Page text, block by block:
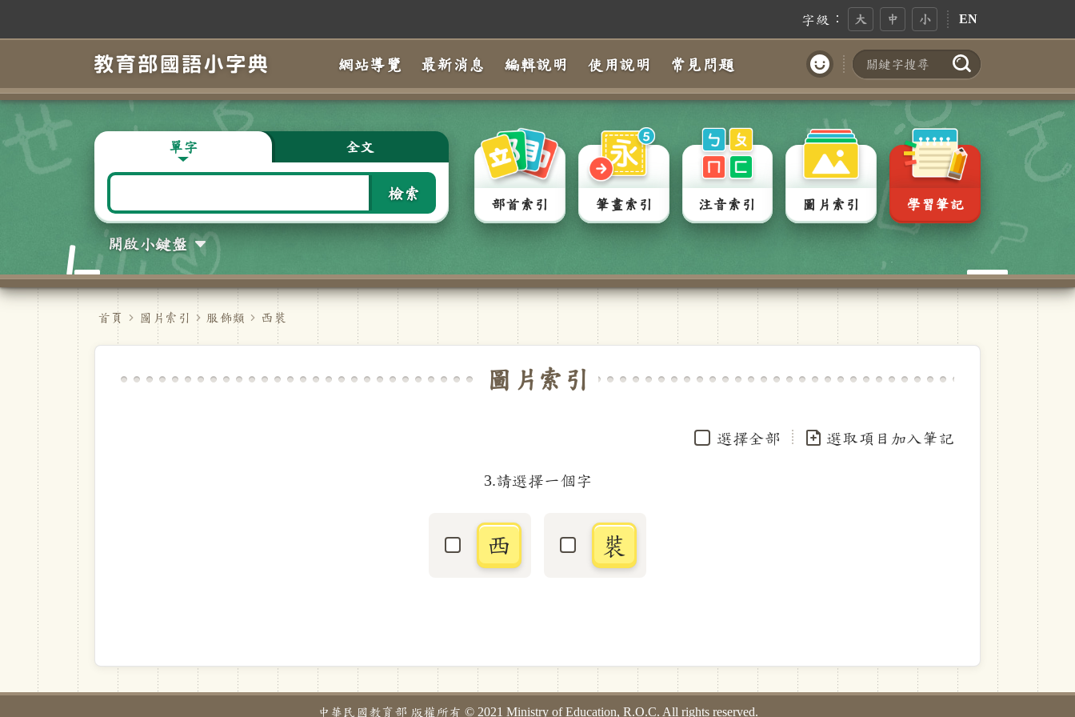
字級： 大 中 小 EN
網站導覽 最新消息 編輯說明 使用說明 常見問題
帳號登入 搜尋
單字 全文
檢索
開啟小鍵盤
部首索引 筆畫索引 注音索引 圖片索引 學習筆記
首頁 圖片索引 服飾類 西裝
圖片索引
選擇全部 選取項目加入筆記
3.請選擇一個字
選取「西」字
西 選取「裝」字
裝
中華民國教育部 版權所有 © 2021 Ministry of Education, R.O.C. All rights reserved.